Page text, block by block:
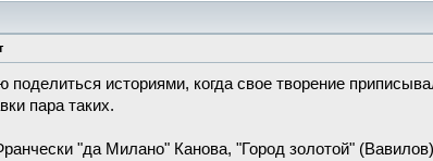
поделиться историями, когда свое творение
пара таких.
"да Милано" Канова, "Город золотой"